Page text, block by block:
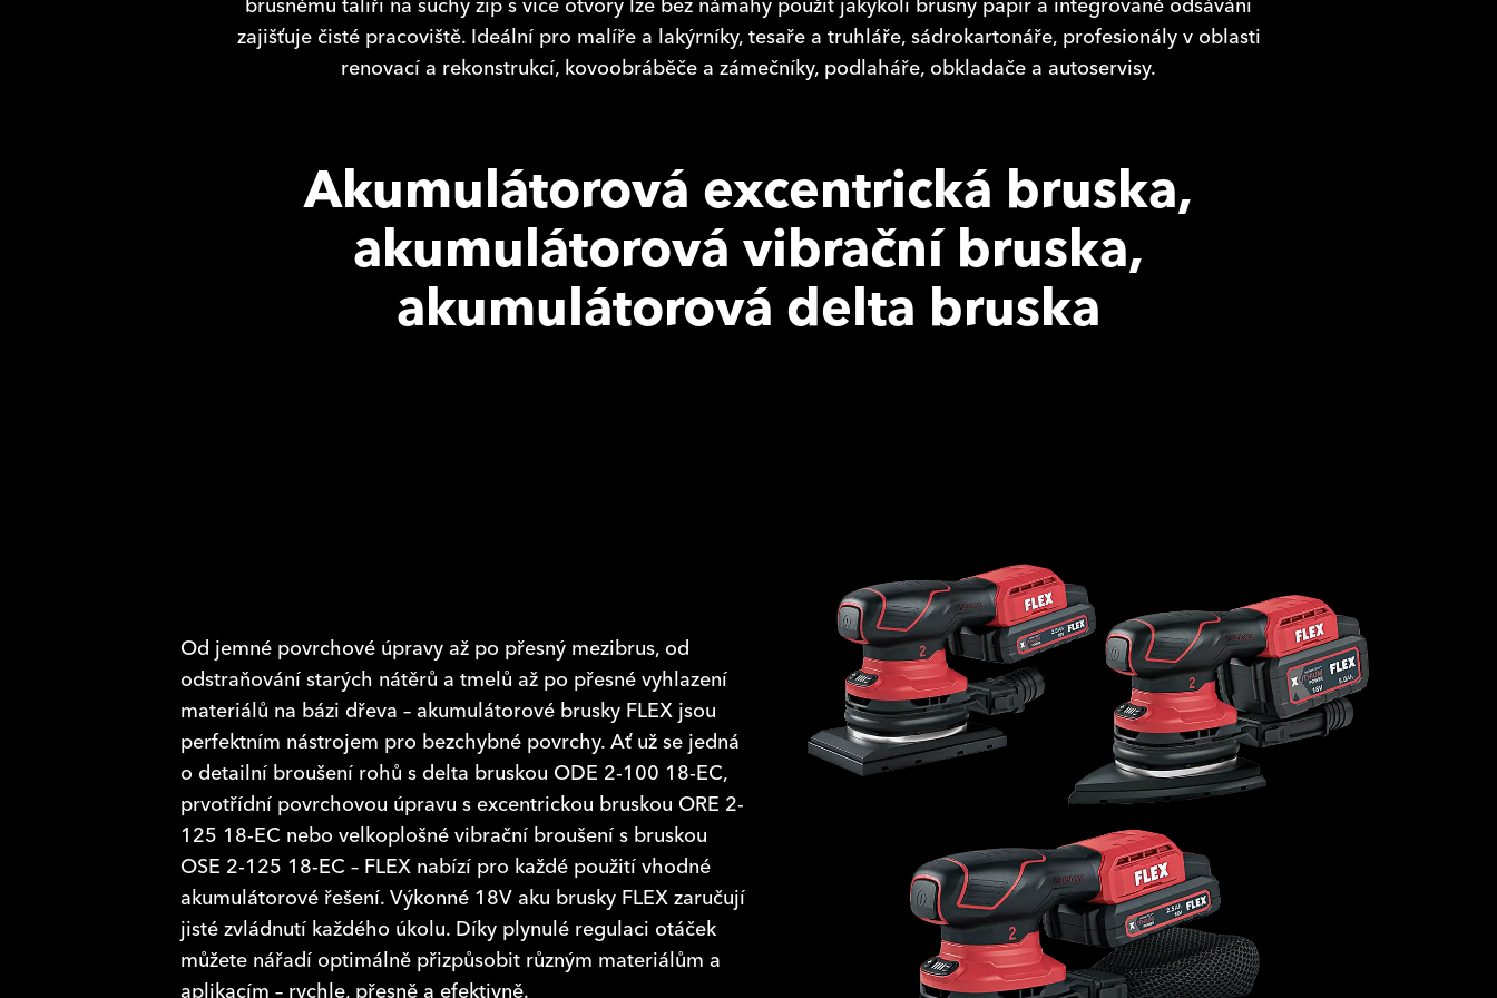
zajišťuje čisté pracoviště. Ideální pro malíře a lakýrníky, tesaře a truhláře, sádrokartonáře, profesionály v oblasti
renovací a rekonstrukcí, kovoobráběče a zámečníky, podlaháře, obkladače a autoservisy.
Akumulátorová excentrická bruska,
akumulátorová vibrační bruska,
akumulátorová delta bruska
Od jemné povrchové úpravy až po přesný mezibrus, od
odstraňování starých nátěrů a tmelů až po přesné vyhlazení
materiálů na bázi dřeva – akumulátorové brusky FLEX jsou
perfektním nástrojem pro bezchybné povrchy. Ať už se jedná
o detailní broušení rohů s delta bruskou ODE 2-100 18-EC,
prvotřídní povrchovou úpravu s excentrickou bruskou ORE 2-
125 18-EC nebo velkoplošné vibrační broušení s bruskou
OSE 2-125 18-EC – FLEX nabízí pro každé použití vhodné
akumulátorové řešení. Výkonné 18V aku brusky FLEX zaručují
jisté zvládnutí každého úkolu. Díky plynulé regulaci otáček
můžete nářadí optimálně přizpůsobit různým materiálům a